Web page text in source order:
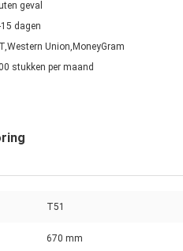
geval
dagen
Union,MoneyGram
stukken per maand
T51
670 mm